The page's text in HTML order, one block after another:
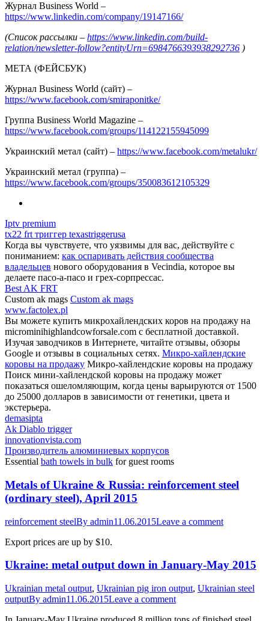
Журнал Business World –
https://www.linkedin.com/company/19147166/
(Список рассылки – https://www.linkedin.com/build-
relation/newsletter-follow?entityUrn=6984766393938292736 )
МЕТА (ФЕЙСБУК)
Журнал Business World (сайт) –
https://www.facebook.com/smiraponitke/
Группа Business World Magazine –
https://www.facebook.com/groups/114122155945099
Украинский метал (сайт) – https://www.facebook.com/metalukr/
Украинский метал (группа) –
https://www.facebook.com/groups/350083612105329
Iptv premium
tx22 frt триггер texastriggerusa
Когда вы чувствуете, что уязвимы для вас, действуйте с
пониманием: как оспаривать действия сообщества
владельцев нового оборудования в Vecindia, которое вы
делаете пасо-а-пасо и грех-сорпрессас.
Best AK FRT
Custom ak mags Custom ak mags
www.factolex.pl
Вы можете купить микрохайлендских коров на продажу на
microminihighlandcowforsale.com с бесплатной доставкой.
Изучая заводчиков в Интернете, читайте отзывы, обзоры
Google и отзывы в социальных сетях. Микро-хайлендские
коровы на продажу Микро-хайлендские коровы на продажу
Поиск мини-хайлендской коровы на продажу может
показаться ошеломляющим, когда цены варьируются от 1500
до 25000 долларов в зависимости от генетики, цвета и
экстерьера.
demasipta
Ak Diablo trigger
innovationvista.com
Производитель алюминиевых корпусов
Essential bath towels in bulk for guest rooms
Metals of Ukraine & Russia: reinforcement steel
(ordinary steel), April 2015
reinforcement steelBy admin11.06.2015Leave a comment
Export prices are up by $10.
Ukraine: metal output down in January-May 2015
Ukrainian metal output, Ukrainian pig iron output, Ukrainian steel
outputBy admin11.06.2015Leave a comment